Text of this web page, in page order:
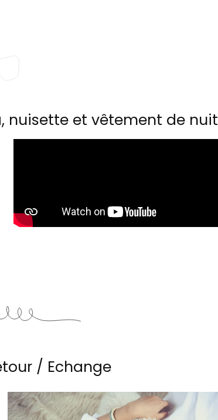
nuisette et vêtement de nuit
/ Echange